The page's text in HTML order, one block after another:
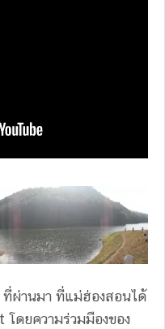
ผ่านมา ที่แม่ฮ่องสอนได้
ดยความร่วมมืองของ